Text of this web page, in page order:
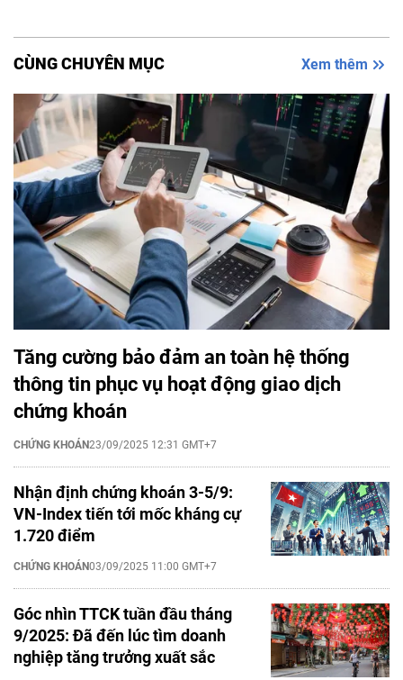
CÙNG CHUYÊN MỤC Xem thêm
Tăng cường bảo đảm an toàn hệ thống
thông tin phục vụ hoạt động giao dịch
chứng khoán
CHỨNG KHOÁN23/09/2025 12:31 GMT+7
Nhận định chứng khoán 3-5/9:
VN-Index tiến tới mốc kháng cự
1.720 điểm
CHỨNG KHOÁN03/09/2025 11:00 GMT+7
Góc nhìn TTCK tuần đầu tháng
9/2025: Đã đến lúc tìm doanh
nghiệp tăng trưởng xuất sắc